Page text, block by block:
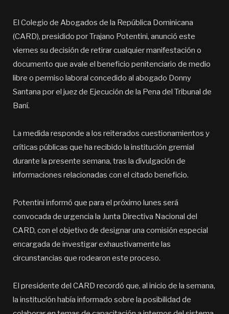
El Colegio de Abogados de la República Dominicana
(CARD), presidido por Trajano Potentini, anunció este
viernes su decisión de retirar cualquier manifestación o
documento que avale el beneficio penitenciario de medio
libre o permiso laboral concedido al abogado Donny
Santana por el juez de Ejecución de la Pena del Tribunal de
Baní.
La medida responde a los reiterados cuestionamientos y
críticas públicas que ha recibido la institución gremial
durante la presente semana, tras la divulgación de
informaciones relacionadas con el citado beneficio.
Potentini informó que para el próximo lunes será
convocada de urgencia la Junta Directiva Nacional del
CARD, con el objetivo de designar una comisión especial
encargada de investigar exhaustivamente las
circunstancias que rodearon este proceso.
El presidente del CARD recordó que, al inicio de la semana,
la institución había informado sobre la posibilidad de